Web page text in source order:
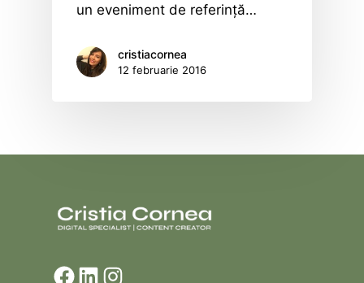
un eveniment de referinţă…
cristiacornea
12 februarie 2016
Facebook
LinkedIn